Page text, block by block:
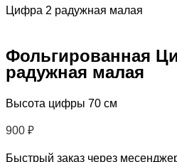
Цифра 2 радужная малая
Фольгированная
радужная малая
Высота цифры 70 см
900 ₽
Быстрый заказ через